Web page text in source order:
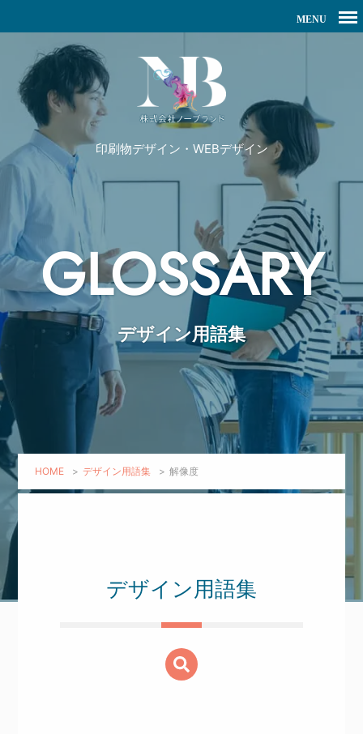
印刷物デザイン・WEBデザイン
GLOSSARY
デザイン用語集
HOME > デザイン用語集 > 解像度
デザイン用語集